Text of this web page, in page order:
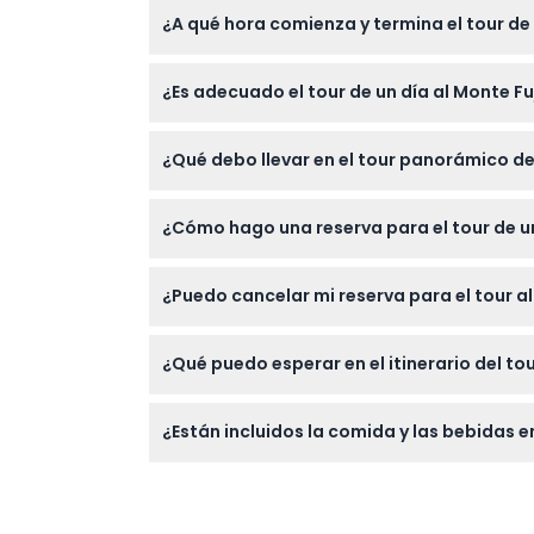
¿A qué hora comienza y termina el tour
terminan por la tarde, alrededor de las
¿Es adecuado el tour de un día al Monte
adulto completo.
¿Qué debo llevar en el tour panorámico
pueda necesitar durante el día.
¿Cómo hago una reserva para el tour de
¿Puedo cancelar mi reserva para el tour
¿Qué puedo esperar en el itinerario del
inglés o chino y transporte de ida y vuelta.
¿Están incluidos la comida y las bebidas